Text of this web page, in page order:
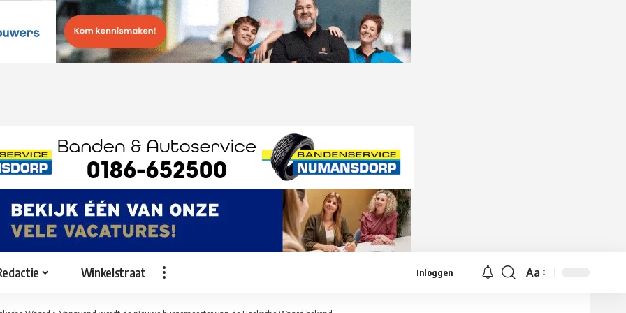
Winkelstraat Inloggen
Lettergrootte
Aa